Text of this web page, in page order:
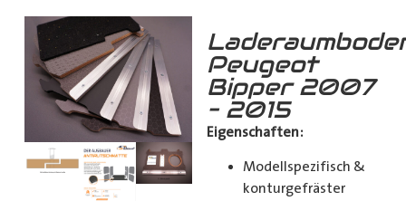
Peugeot
Bipper 2007
– 2015
Eigenschaften:
Modellspezifisch &
konturgefräster